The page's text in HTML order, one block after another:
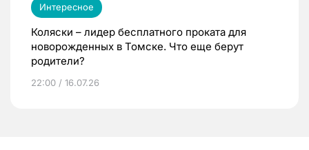
Интересное
Коляски – лидер бесплатного проката для
новорожденных в Томске. Что еще берут
родители?
22:00 / 16.07.26